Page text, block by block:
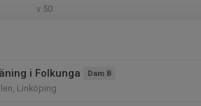
v.50
i Folkunga Dam B
Linköping